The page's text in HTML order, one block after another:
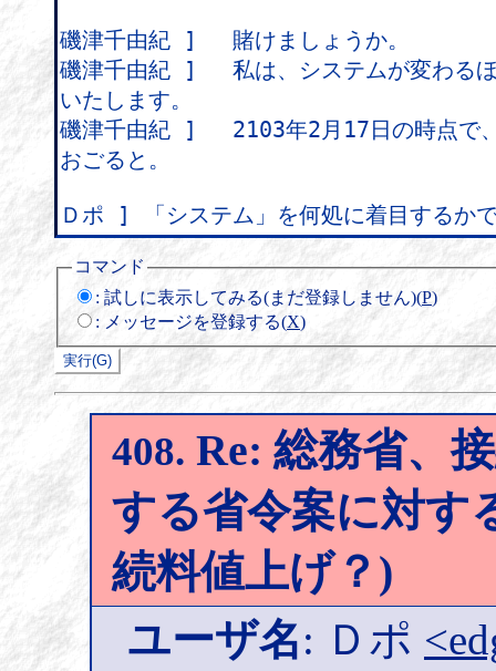
コマンド
: 試しに表示してみる(まだ登録しません)(P)
: メッセージを登録する(X)
408. Re: 総務省、
する省令案に対す
続料値上げ？)
ユーザ名: Ｄポ